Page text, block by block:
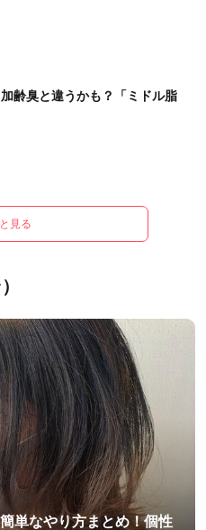
齢臭と違うかも？「ミドル脂
見る
単なやり方まとめ！個性